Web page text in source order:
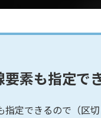
素も指定でき
定できるので（区